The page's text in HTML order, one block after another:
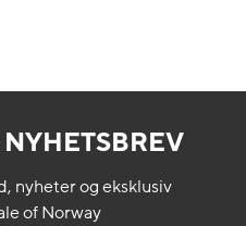
nyheter og eksklusiv
of Norway